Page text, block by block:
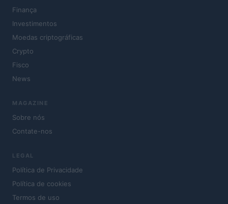
Finança
Investimentos
Moedas criptográficas
Crypto
Fisco
News
MAGAZINE
Sobre nós
Contate-nos
LEGAL
Política de Privacidade
Política de cookies
Termos de uso